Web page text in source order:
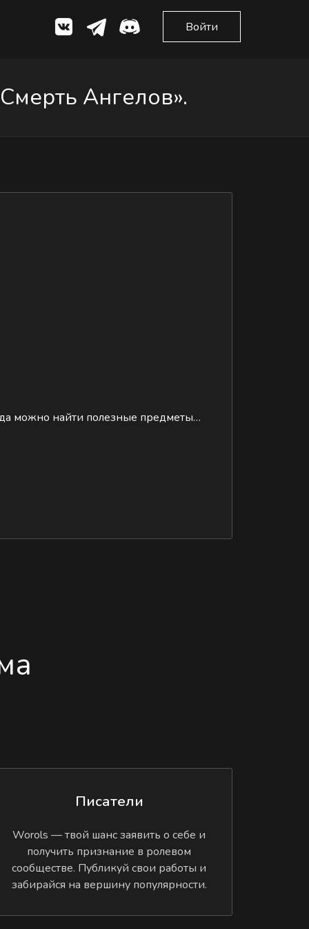
Войти
Ангелов».
можно найти полезные предметы…
Писатели
Worols — твой шанс заявить о себе и
получить признание в ролевом
сообществе. Публикуй свои работы и
забирайся на вершину популярности.